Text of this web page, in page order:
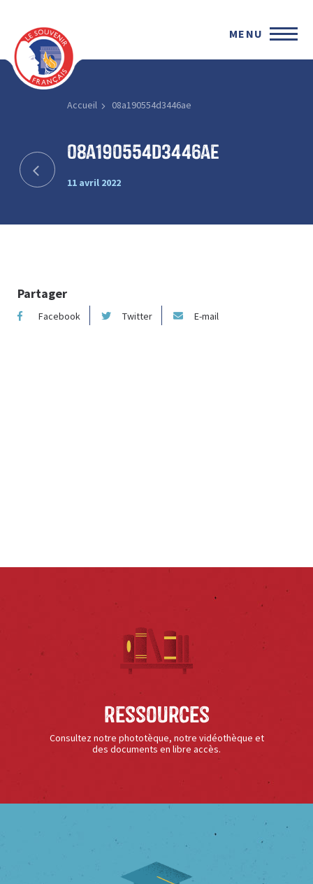
MENU
Accueil 08a190554d3446ae
08a190554d3446ae
11 avril 2022
Partager
Facebook Twitter E-mail
Ressources
Consultez notre phototèque, notre vidéothèque et
des documents en libre accès.